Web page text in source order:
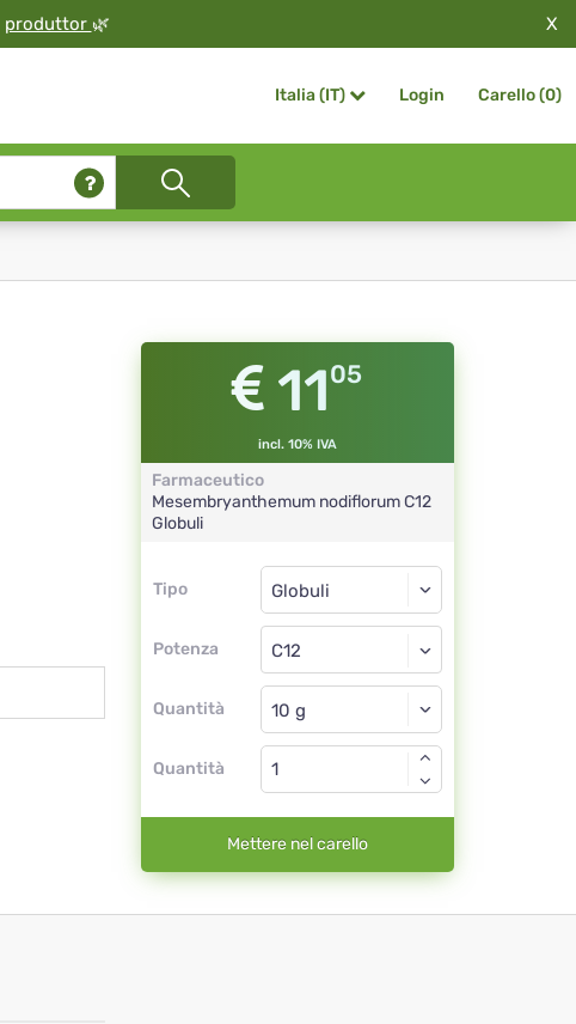
produttor 🌿 X
Italia (IT) Login Carello (0)
1105
incl. 10% IVA
Farmaceutico
Mesembryanthemum nodiflorumC12
Globuli
Tipo
Tipo
Potenza
Globuli
C12
Quantità
Globuli
Quantità
Mettere nel carello